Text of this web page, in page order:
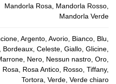
Mandorla Rosa, Mandorla Rosso,
Mandorla Verde
Argento, Avorio, Bianco, Blu,
Bordeaux, Celeste, Giallo, Glicine,
Nero, Nessun nastro, Oro,
Rosa, Rosa Antico, Rosso, Tiffany,
Tortora, Verde, Verde chiaro